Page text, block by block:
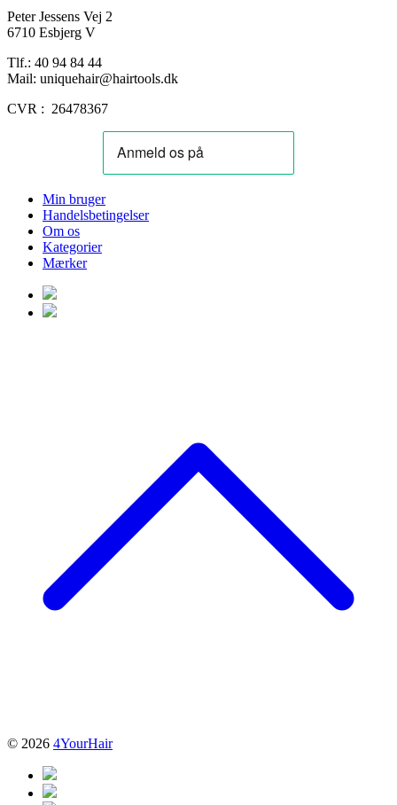
Peter Jessens Vej 2
6710 Esbjerg V
Tlf.: 40 94 84 44
Mail: uniquehair@hairtools.dk
CVR : 26478367
Min bruger
Handelsbetingelser
Om os
Kategorier
Mærker
© 2026 4YourHair